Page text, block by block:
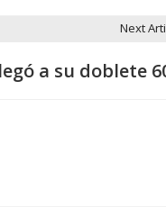
Next
a su doblete